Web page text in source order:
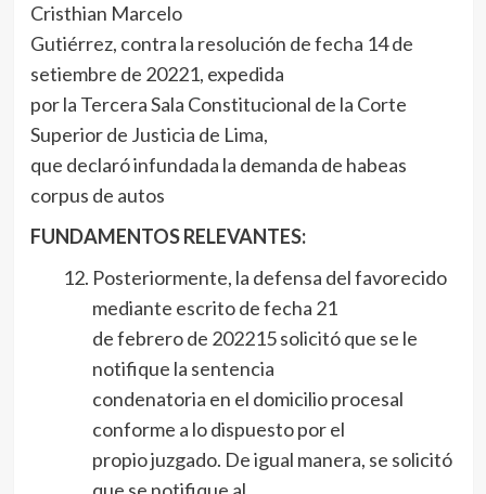
Cristhian Marcelo
Gutiérrez, contra la resolución de fecha 14 de
setiembre de 20221, expedida
por la Tercera Sala Constitucional de la Corte
Superior de Justicia de Lima,
que declaró infundada la demanda de habeas
corpus de autos
FUNDAMENTOS RELEVANTES:
Posteriormente, la defensa del favorecido
mediante escrito de fecha 21
de febrero de 202215 solicitó que se le
notifique la sentencia
condenatoria en el domicilio procesal
conforme a lo dispuesto por el
propio juzgado. De igual manera, se solicitó